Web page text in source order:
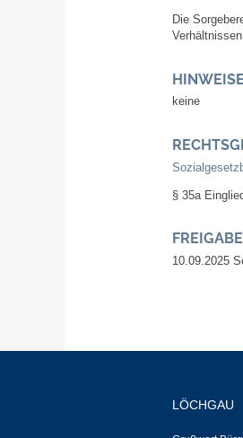
Die
HINWEISE
keine
§ 35a
10.09.2025
LÖCHGAU